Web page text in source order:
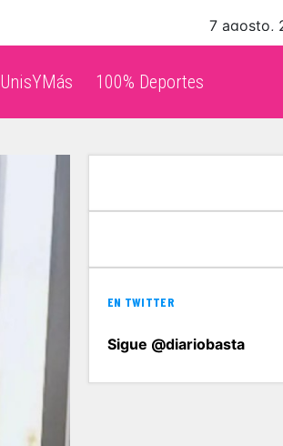
7 agosto,
UnisYMás 100% Deportes
EN TWITTER
Sigue @diariobasta